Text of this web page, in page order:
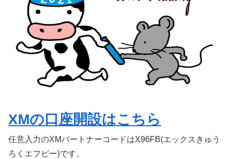
XMの口座開設はこちら
任意入力のXMパートナーコードはX96FB(エックスきゅう
ろくエフビー)です。